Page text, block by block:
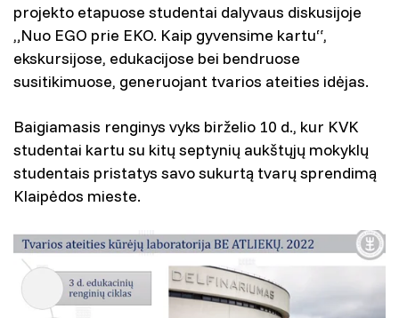
projekto etapuose studentai dalyvaus diskusijoje
„Nuo EGO prie EKO. Kaip gyvensime kartu“,
ekskursijose, edukacijose bei bendruose
susitikimuose, generuojant tvarios ateities idėjas.
Baigiamasis renginys vyks birželio 10 d., kur KVK
studentai kartu su kitų septynių aukštųjų mokyklų
studentais pristatys savo sukurtą tvarų sprendimą
Klaipėdos mieste.